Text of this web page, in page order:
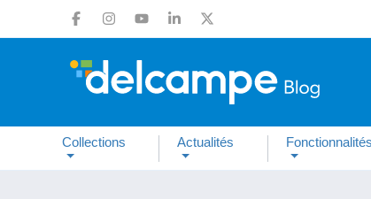
Collections Actualités Fonctionnalités